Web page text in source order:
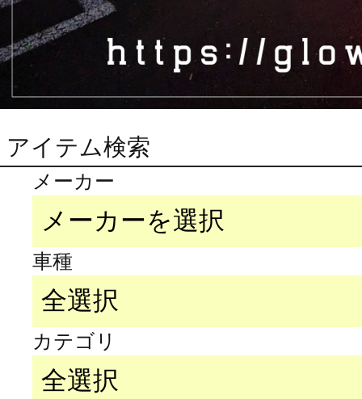
アイテム検索
メーカー
車種
カテゴリ